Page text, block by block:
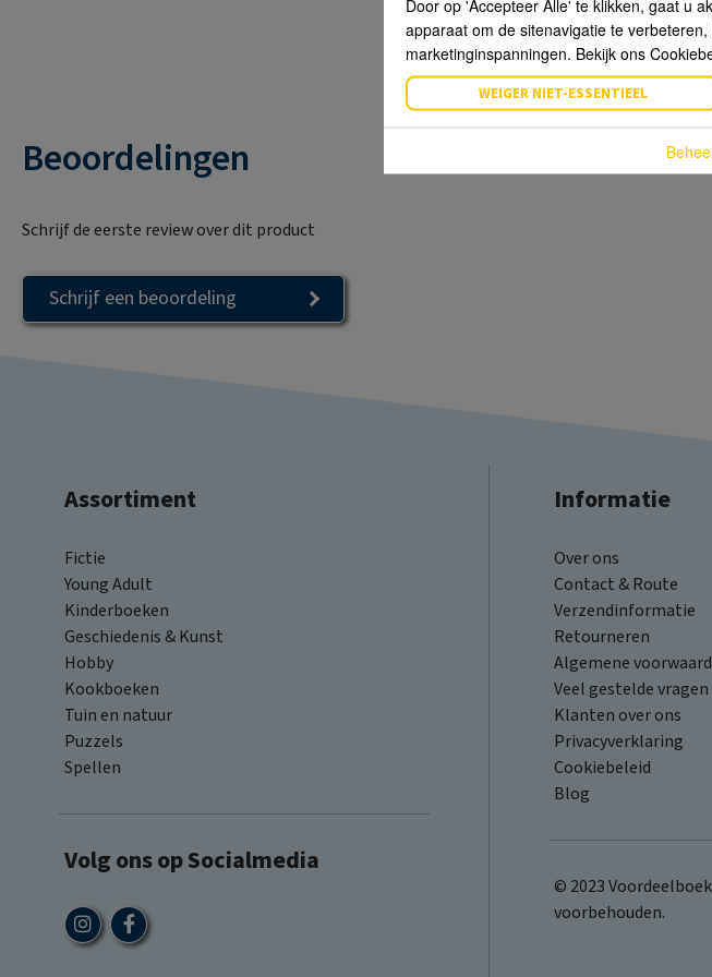
Beoordelingen
Schrijf de eerste review over dit product
Schrijf een beoordeling
Assortiment
Fictie
Young Adult
Kinderboeken
Geschiedenis & Kunst
Hobby
Kookboeken
Tuin en natuur
Puzzels
Spellen
Volg ons op Socialmedia
Informatie
Over ons
Contact & Route
Verzendinformatie
Retourneren
Algemene
Veel gestelde vragen
Klanten over ons
Privacyverklaring
Cookiebeleid
Blog
© 2023
voorbehouden.
Door op 'Accepteer Alle' te klikken, gaat u
apparaat om de sitenavigatie te
marketinginspanningen. Bekijk ons
WEIGER NIET-ESSENTIEEL